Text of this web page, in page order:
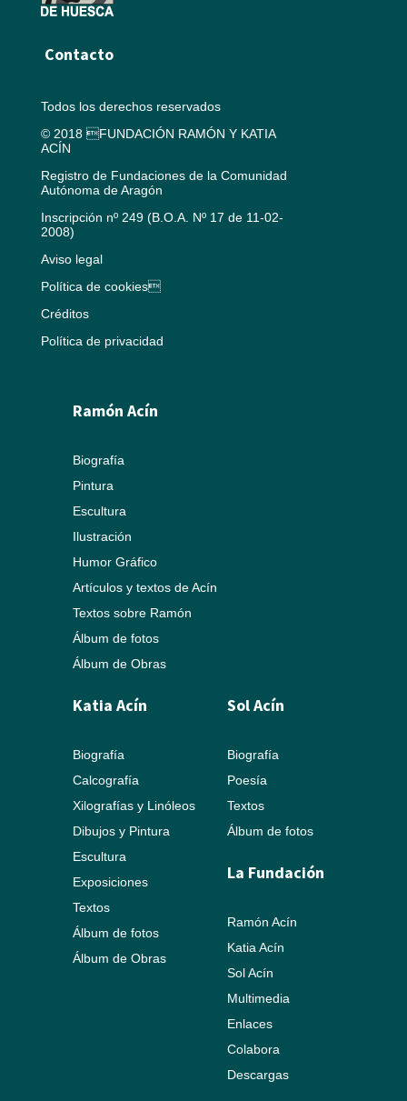
Contacto
Todos los derechos reservados
© 2018 FUNDACIÓN RAMÓN Y KATIA
ACÍN
Registro de Fundaciones de la Comunidad
Autónoma de Aragón
Inscripción nº 249 (B.O.A. Nº 17 de 11-02-
2008)
Aviso legal
Política de cookies
Créditos
Política de privacidad
Ramón Acín
Biografía
Pintura
Escultura
Ilustración
Humor Gráfico
Artículos y textos de Acín
Textos sobre Ramón
Álbum de fotos
Álbum de Obras
Katia Acín
Biografía
Calcografía
Xilografías y Linóleos
Dibujos y Pintura
Escultura
Exposiciones
Textos
Álbum de fotos
Álbum de Obras
Sol Acín
Biografía
Poesía
Textos
Álbum de fotos
La Fundación
Ramón Acín
Katia Acín
Sol Acín
Multimedia
Enlaces
Colabora
Descargas